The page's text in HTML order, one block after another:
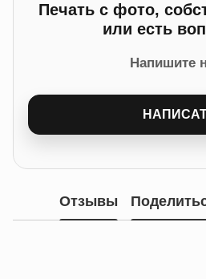
Печать с фото,
или есть
Напишите
Отзывы